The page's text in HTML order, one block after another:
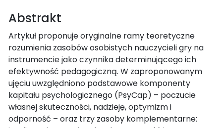
Abstrakt
Artykuł proponuje oryginalne ramy teoretyczne
rozumienia zasobów osobistych nauczycieli gry na
instrumencie jako czynnika determinującego ich
efektywność pedagogiczną. W zaproponowanym
ujęciu uwzględniono podstawowe komponenty
kapitału psychologicznego (PsyCap) – poczucie
własnej skuteczności, nadzieję, optymizm i
odporność – oraz trzy zasoby komplementarne: